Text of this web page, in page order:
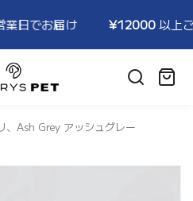
¥12000以上ご注文で送料無料！
HARRYSPET
カ
、Ash Grey アッシュグレー